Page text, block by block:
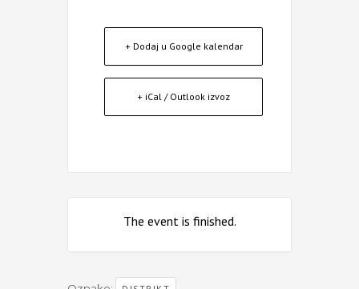
+ Dodaj u Google kalendar
+ iCal / Outlook izvoz
The event is finished.